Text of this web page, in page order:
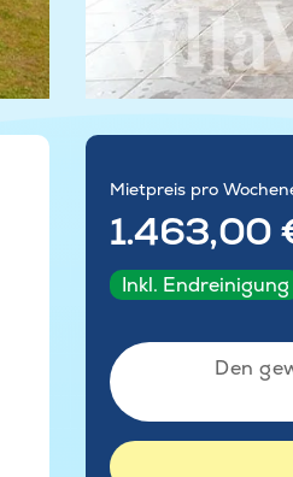
Mietpreis pro
1.463,00
Inkl. Endreinigung
Den